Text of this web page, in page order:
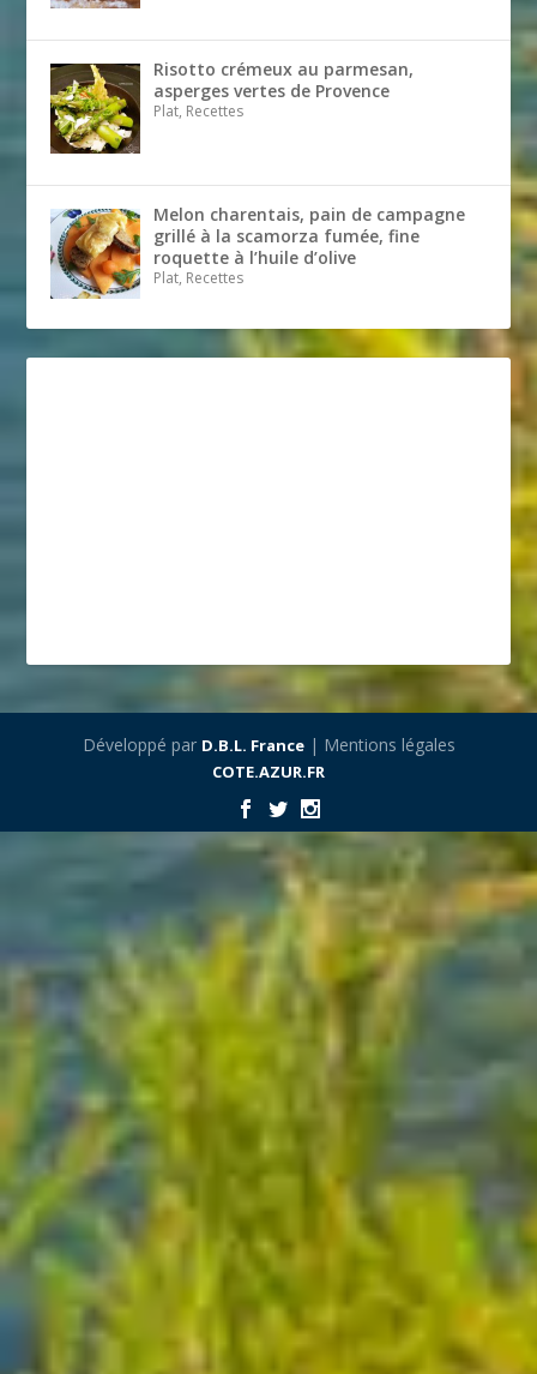
Risotto crémeux au parmesan,
asperges vertes de Provence
Plat, Recettes
Melon charentais, pain de campagne
grillé à la scamorza fumée, fine
roquette à l’huile d’olive
Plat, Recettes
Développé par D.B.L. France| Mentions légales
COTE.AZUR.FR